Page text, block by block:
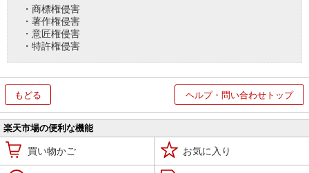
・商標権侵害
・著作権侵害
・意匠権侵害
・特許権侵害
もどる ヘルプ・問い合わせトップ
楽天市場の便利な機能
買い物かご お気に入り